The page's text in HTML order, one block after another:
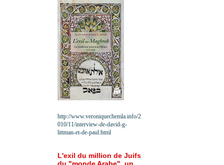
http://www.veroniquechemla.info/2
010/11/interview-de-david-g-
littman-et-de-paul.html
L'exil du million de Juifs
du "monde Arabe", un